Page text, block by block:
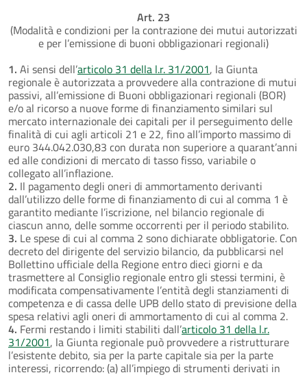
Art. 23
(Modalità e condizioni per la contrazione dei mutui autorizzati
e per l’emissione di buoni obbligazionari regionali)
1. Ai sensi dell’articolo 31 della l.r. 31/2001, la Giunta
regionale è autorizzata a provvedere alla contrazione di mutui
passivi, all’emissione di Buoni obbligazionari regionali (BOR)
e/o al ricorso a nuove forme di finanziamento similari sul
mercato internazionale dei capitali per il perseguimento delle
finalità di cui agli articoli 21 e 22, fino all’importo massimo di
euro 344.042.030,83 con durata non superiore a quarant’anni
ed alle condizioni di mercato di tasso fisso, variabile o
collegato all’inflazione.
2. Il pagamento degli oneri di ammortamento derivanti
dall’utilizzo delle forme di finanziamento di cui al comma 1 è
garantito mediante l’iscrizione, nel bilancio regionale di
ciascun anno, delle somme occorrenti per il periodo stabilito.
3. Le spese di cui al comma 2 sono dichiarate obbligatorie. Con
decreto del dirigente del servizio bilancio, da pubblicarsi nel
Bollettino ufficiale della Regione entro dieci giorni e da
trasmettere al Consiglio regionale entro gli stessi termini, è
modificata compensativamente l’entità degli stanziamenti di
competenza e di cassa delle UPB dello stato di previsione della
spesa relativi agli oneri di ammortamento di cui al comma 2.
4. Fermi restando i limiti stabiliti dall’articolo 31 della l.r.
31/2001, la Giunta regionale può provvedere a ristrutturare
l’esistente debito, sia per la parte capitale sia per la parte
interessi, ricorrendo: (a) all’impiego di strumenti derivati in